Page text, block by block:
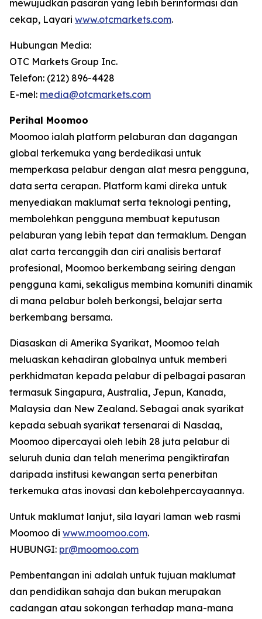
mewujudkan pasaran yang lebih berinformasi dan
cekap, Layari www.otcmarkets.com.
Hubungan Media:
OTC Markets Group Inc.
Telefon: (212) 896-4428
E-mel: media@otcmarkets.com
Perihal Moomoo
Moomoo ialah platform pelaburan dan dagangan
global terkemuka yang berdedikasi untuk
memperkasa pelabur dengan alat mesra pengguna,
data serta cerapan. Platform kami direka untuk
menyediakan maklumat serta teknologi penting,
membolehkan pengguna membuat keputusan
pelaburan yang lebih tepat dan termaklum. Dengan
alat carta tercanggih dan ciri analisis bertaraf
profesional, Moomoo berkembang seiring dengan
pengguna kami, sekaligus membina komuniti dinamik
di mana pelabur boleh berkongsi, belajar serta
berkembang bersama.
Diasaskan di Amerika Syarikat, Moomoo telah
meluaskan kehadiran globalnya untuk memberi
perkhidmatan kepada pelabur di pelbagai pasaran
termasuk Singapura, Australia, Jepun, Kanada,
Malaysia dan New Zealand. Sebagai anak syarikat
kepada sebuah syarikat tersenarai di Nasdaq,
Moomoo dipercayai oleh lebih 28 juta pelabur di
seluruh dunia dan telah menerima pengiktirafan
daripada institusi kewangan serta penerbitan
terkemuka atas inovasi dan kebolehpercayaannya.
Untuk maklumat lanjut, sila layari laman web rasmi
Moomoo di www.moomoo.com.
HUBUNGI: pr@moomoo.com
Pembentangan ini adalah untuk tujuan maklumat
dan pendidikan sahaja dan bukan merupakan
cadangan atau sokongan terhadap mana-mana